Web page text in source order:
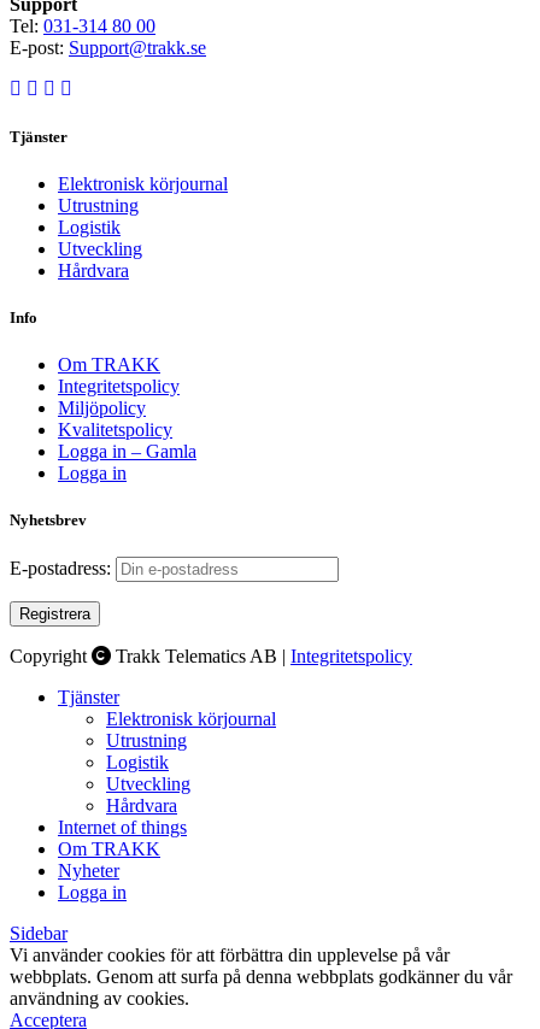
Support
Tel: 031-314 80 00
E-post: Support@trakk.se
Tjänster
Elektronisk körjournal
Utrustning
Logistik
Utveckling
Hårdvara
Info
Om TRAKK
Integritetspolicy
Miljöpolicy
Kvalitetspolicy
Logga in – Gamla
Logga in
Nyhetsbrev
E-postadress:
Copyright Trakk Telematics AB | Integritetspolicy
Tjänster
Elektronisk körjournal
Utrustning
Logistik
Utveckling
Hårdvara
Internet of things
Om TRAKK
Nyheter
Logga in
Sidebar
Vi använder cookies för att förbättra din upplevelse på vår
webbplats. Genom att surfa på denna webbplats godkänner du vår
användning av cookies.
Acceptera